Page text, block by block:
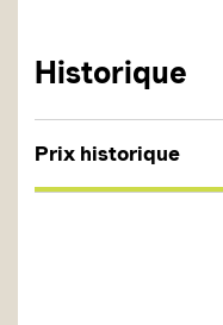
Historique
Prix historique